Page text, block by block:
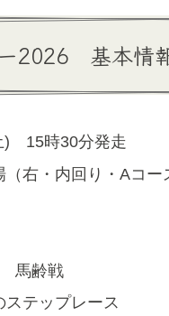
2026 基本情
15時30分発走
右・内回り・Aコ
齢戦
テップレース